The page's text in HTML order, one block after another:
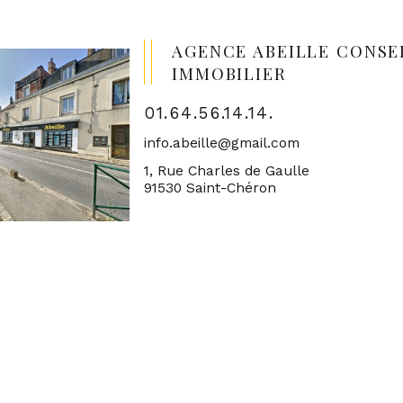
AGENCE ABEILLE
IMMOBILIER
01.64.56.14.14.
info.abeille@gmail.com
1, Rue Charles de Gaulle
91530 Saint-Chéron